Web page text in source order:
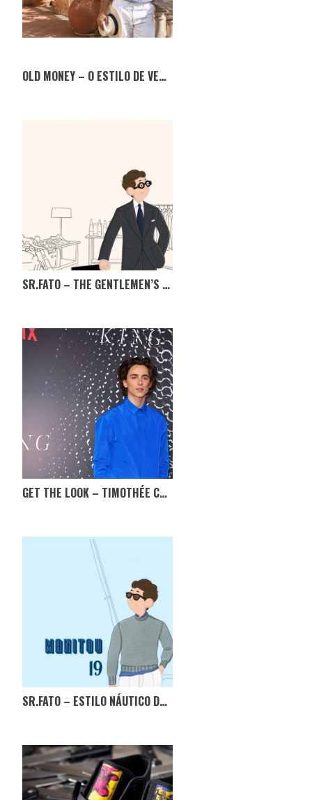
OLD MONEY – O ESTILO DE VERÃO QUE NUNCA SAI DE MODA
SR.FATO – THE GENTLEMEN’S MARKET, TÊM MESMO DE IR!
GET THE LOOK – TIMOTHÉE CHALAMET
SR.FATO – ESTILO NÁUTICO DE JFK